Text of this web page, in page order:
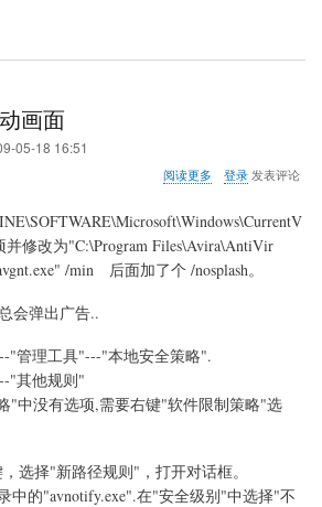
画面
05-18 16:51
阅读更多
除
小
红
登录发表评论
并修改为"C:\Program Files\Avira\AntiVir
/min 后面加了个 /nosplash。
会弹出广告..
"管理工具"---"本地安全策略".
"其他规则"
"中没有选项,需要右键"软件限制策略"选
选择"新路径规则"，打开对话框。
中的"avnotify.exe".在"安全级别"中选择"不